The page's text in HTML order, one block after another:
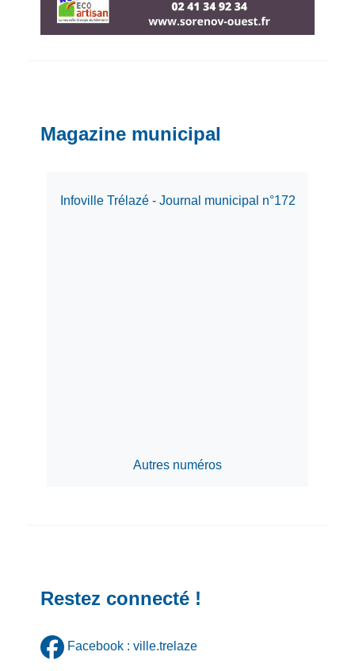
Magazine municipal
Infoville Trélazé - Journal municipal n°172
Autres numéros
Restez connecté !
Facebook : ville.trelaze